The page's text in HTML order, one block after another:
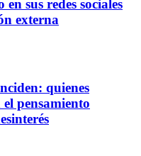
sus redes sociales
externa
quienes
pensamiento